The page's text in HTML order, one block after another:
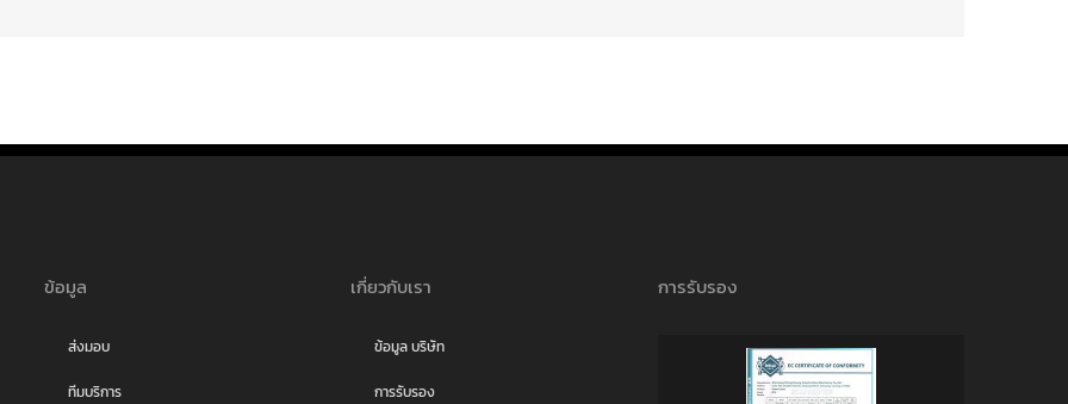
ข้อมูล
ส่งมอบ
ทีมบริการ
เกี่ยวกับเรา
ข้อมูล บริษัท
การรับรอง
การรับรอง